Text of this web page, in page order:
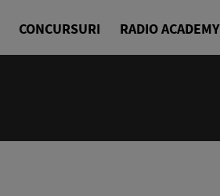
CONCURSURI RADIO ACADEMY